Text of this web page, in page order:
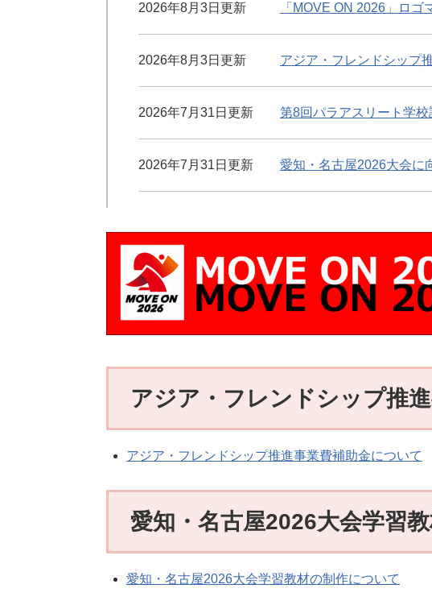
2026年8月3日更新 「MOVE ON 2026」ロ
2026年8月3日更新 アジア・フレンドシップ
2026年7月31日更新 第8回パラアスリート学校
2026年7月31日更新 愛知・名古屋2026大会に
アジア・フレンドシップ推
アジア・フレンドシップ推進事業費補助金について
愛知・名古屋2026大会学習
愛知・名古屋2026大会学習教材の制作について